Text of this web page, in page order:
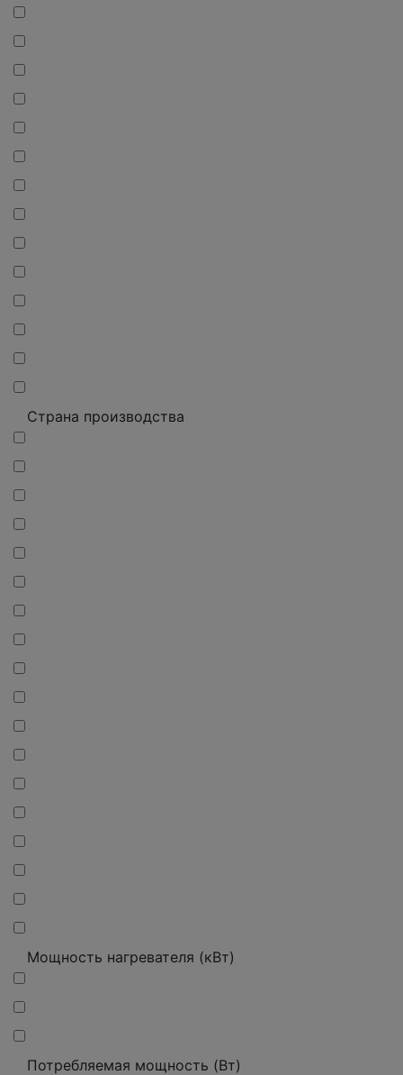
Страна производства
Мощность нагревателя (кВт)
Потребляемая мощность (Вт)